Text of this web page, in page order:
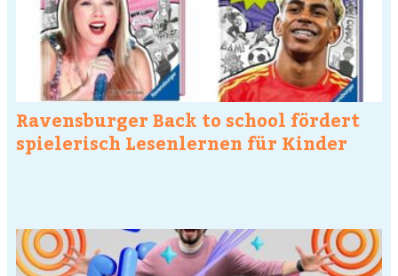
Ravensburger Back to school fördert
spielerisch Lesenlernen für Kinder